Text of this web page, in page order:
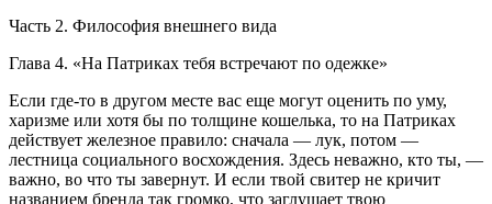
Часть 2. Философия внешнего вида
Глава 4. «На Патриках тебя встречают по одежке»
Если где-то в другом месте вас еще могут оценить по уму,
харизме или хотя бы по толщине кошелька, то на Патриках
действует железное правило: сначала — лук, потом —
лестница социального восхождения. Здесь неважно, кто ты, —
важно, во что ты завернут. И если твой свитер не кричит
названием бренда так громко, что заглушает твою